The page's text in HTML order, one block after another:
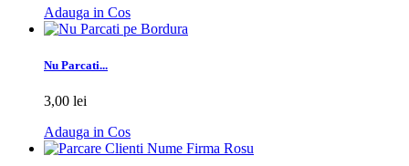
Adauga in Cos
Nu Parcati...
3,00 lei
Adauga in Cos